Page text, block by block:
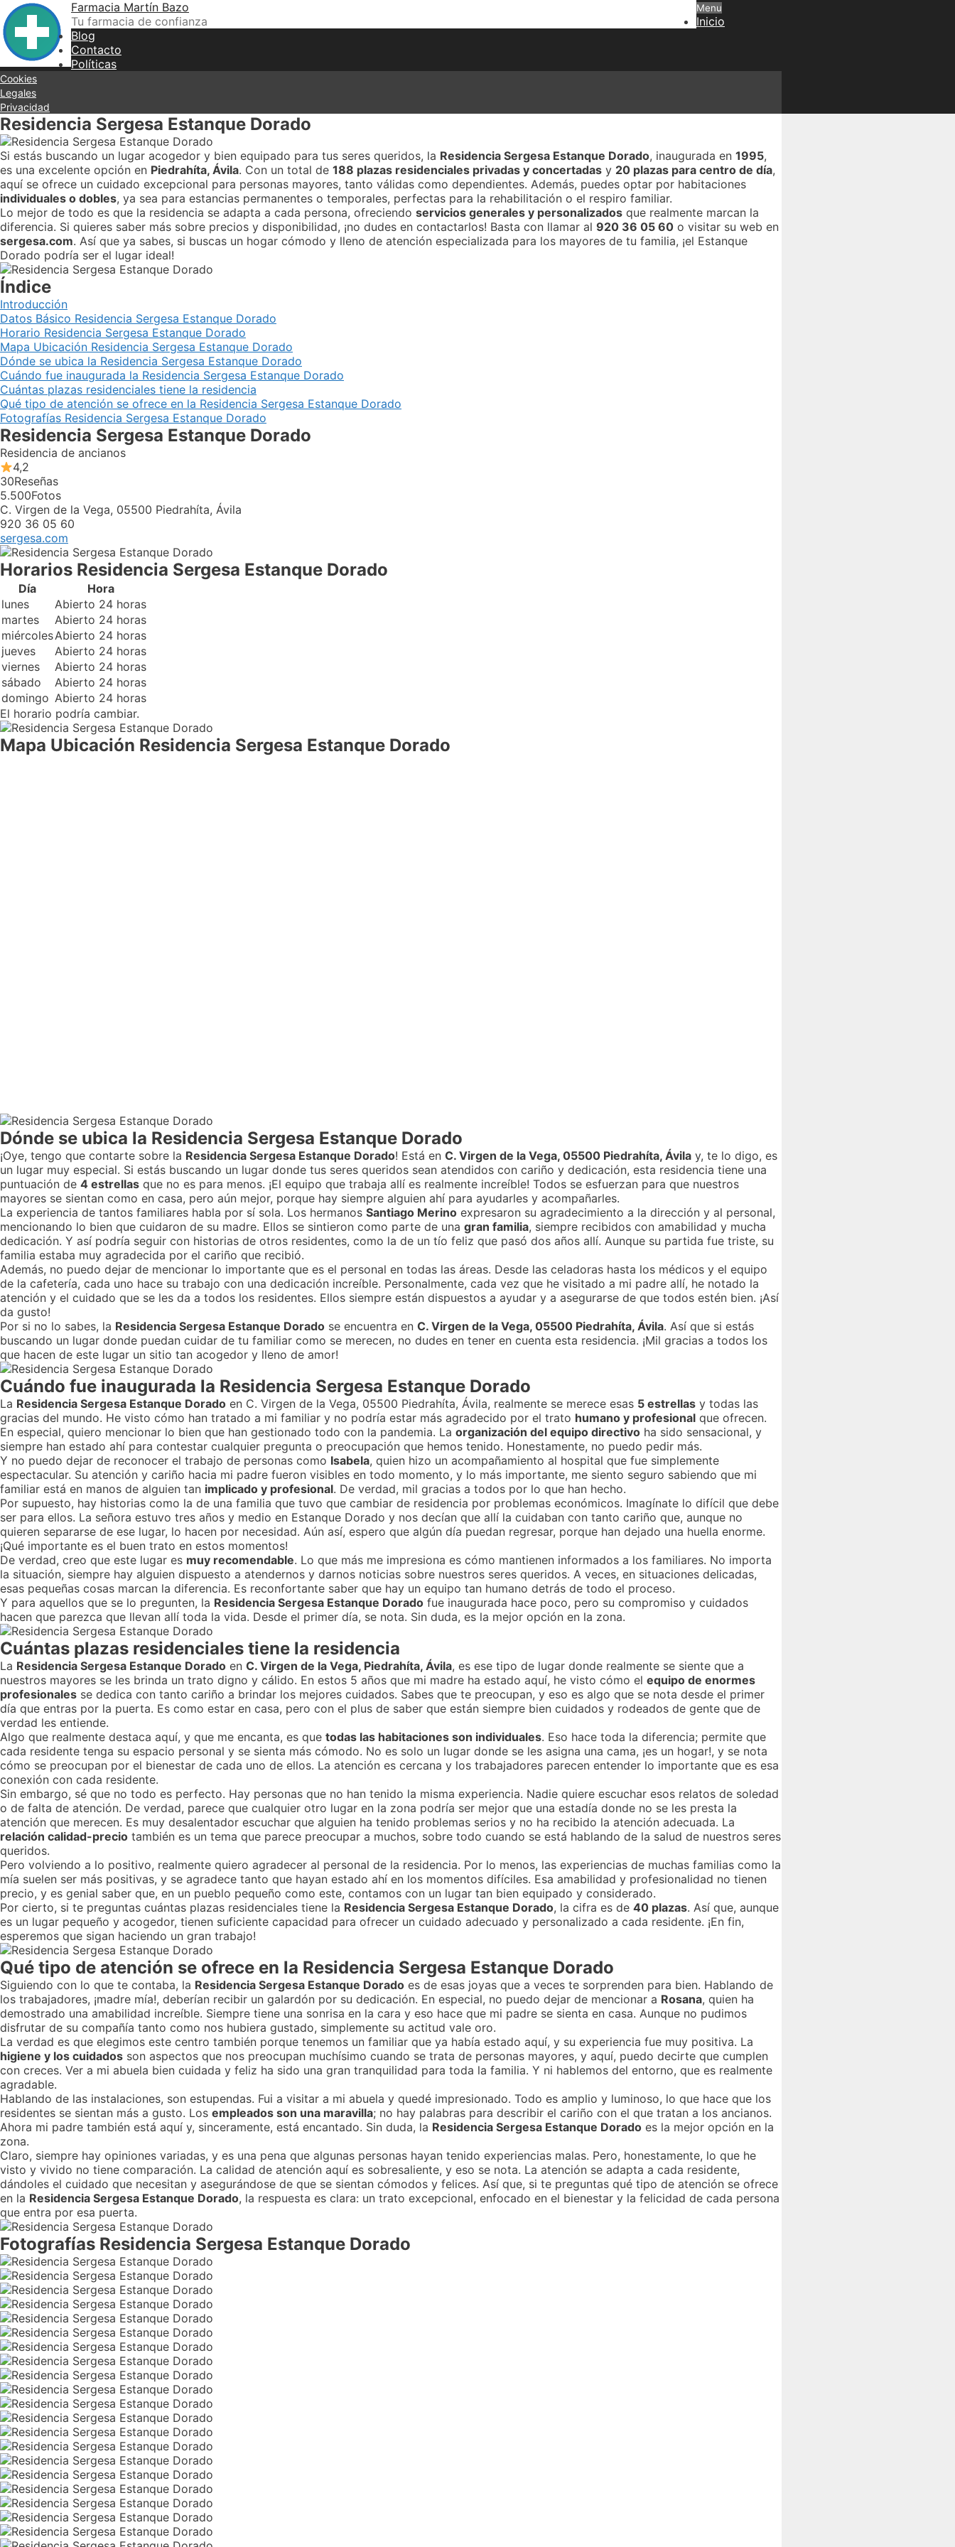
Skip
to
content
Farmacia Martín Bazo
Tu farmacia de confianza
Menu
Inicio
Blog
Contacto
Políticas
Cookies
Legales
Privacidad
Residencia Sergesa Estanque Dorado
Si estás buscando un lugar acogedor y bien equipado para tus seres queridos, la Residencia Sergesa Estanque Dorado, inaugurada en 1995,
es una excelente opción en Piedrahíta, Ávila. Con un total de 188 plazas residenciales privadas y concertadas y 20 plazas para centro de día,
aquí se ofrece un cuidado excepcional para personas mayores, tanto válidas como dependientes. Además, puedes optar por habitaciones
individuales o dobles, ya sea para estancias permanentes o temporales, perfectas para la rehabilitación o el respiro familiar.
Lo mejor de todo es que la residencia se adapta a cada persona, ofreciendo servicios generales y personalizados que realmente marcan la
diferencia. Si quieres saber más sobre precios y disponibilidad, ¡no dudes en contactarlos! Basta con llamar al 920 36 05 60 o visitar su web en
sergesa.com. Así que ya sabes, si buscas un hogar cómodo y lleno de atención especializada para los mayores de tu familia, ¡el Estanque
Dorado podría ser el lugar ideal!
Índice
Introducción
Datos Básico Residencia Sergesa Estanque Dorado
Horario Residencia Sergesa Estanque Dorado
Mapa Ubicación Residencia Sergesa Estanque Dorado
Dónde se ubica la Residencia Sergesa Estanque Dorado
Cuándo fue inaugurada la Residencia Sergesa Estanque Dorado
Cuántas plazas residenciales tiene la residencia
Qué tipo de atención se ofrece en la Residencia Sergesa Estanque Dorado
Fotografías Residencia Sergesa Estanque Dorado
Residencia Sergesa Estanque Dorado
Residencia de ancianos
4,2
30Reseñas
5.500Fotos
C. Virgen de la Vega, 05500 Piedrahíta, Ávila
920 36 05 60
sergesa.com
Horarios Residencia Sergesa Estanque Dorado
Día
Hora
lunes
Abierto 24 horas
martes
Abierto 24 horas
miércolesAbierto 24 horas
jueves
Abierto 24 horas
viernes
Abierto 24 horas
sábado
Abierto 24 horas
domingo Abierto 24 horas
El horario podría cambiar.
Mapa Ubicación Residencia Sergesa Estanque Dorado
Dónde se ubica la Residencia Sergesa Estanque Dorado
¡Oye, tengo que contarte sobre la Residencia Sergesa Estanque Dorado! Está en C. Virgen de la Vega, 05500 Piedrahíta, Ávila y, te lo digo, es
un lugar muy especial. Si estás buscando un lugar donde tus seres queridos sean atendidos con cariño y dedicación, esta residencia tiene una
puntuación de 4 estrellas que no es para menos. ¡El equipo que trabaja allí es realmente increíble! Todos se esfuerzan para que nuestros
mayores se sientan como en casa, pero aún mejor, porque hay siempre alguien ahí para ayudarles y acompañarles.
La experiencia de tantos familiares habla por sí sola. Los hermanos Santiago Merino expresaron su agradecimiento a la dirección y al personal,
mencionando lo bien que cuidaron de su madre. Ellos se sintieron como parte de una gran familia, siempre recibidos con amabilidad y mucha
dedicación. Y así podría seguir con historias de otros residentes, como la de un tío feliz que pasó dos años allí. Aunque su partida fue triste, su
familia estaba muy agradecida por el cariño que recibió.
Además, no puedo dejar de mencionar lo importante que es el personal en todas las áreas. Desde las celadoras hasta los médicos y el equipo
de la cafetería, cada uno hace su trabajo con una dedicación increíble. Personalmente, cada vez que he visitado a mi padre allí, he notado la
atención y el cuidado que se les da a todos los residentes. Ellos siempre están dispuestos a ayudar y a asegurarse de que todos estén bien. ¡Así
da gusto!
Por si no lo sabes, la Residencia Sergesa Estanque Dorado se encuentra en C. Virgen de la Vega, 05500 Piedrahíta, Ávila. Así que si estás
buscando un lugar donde puedan cuidar de tu familiar como se merecen, no dudes en tener en cuenta esta residencia. ¡Mil gracias a todos los
que hacen de este lugar un sitio tan acogedor y lleno de amor!
Cuándo fue inaugurada la Residencia Sergesa Estanque Dorado
La Residencia Sergesa Estanque Dorado en C. Virgen de la Vega, 05500 Piedrahíta, Ávila, realmente se merece esas 5 estrellas y todas las
gracias del mundo. He visto cómo han tratado a mi familiar y no podría estar más agradecido por el trato humano y profesional que ofrecen.
En especial, quiero mencionar lo bien que han gestionado todo con la pandemia. La organización del equipo directivo ha sido sensacional, y
siempre han estado ahí para contestar cualquier pregunta o preocupación que hemos tenido. Honestamente, no puedo pedir más.
Y no puedo dejar de reconocer el trabajo de personas como Isabela, quien hizo un acompañamiento al hospital que fue simplemente
espectacular. Su atención y cariño hacia mi padre fueron visibles en todo momento, y lo más importante, me siento seguro sabiendo que mi
familiar está en manos de alguien tan implicado y profesional. De verdad, mil gracias a todos por lo que han hecho.
Por supuesto, hay historias como la de una familia que tuvo que cambiar de residencia por problemas económicos. Imagínate lo difícil que debe
ser para ellos. La señora estuvo tres años y medio en Estanque Dorado y nos decían que allí la cuidaban con tanto cariño que, aunque no
quieren separarse de ese lugar, lo hacen por necesidad. Aún así, espero que algún día puedan regresar, porque han dejado una huella enorme.
¡Qué importante es el buen trato en estos momentos!
De verdad, creo que este lugar es muy recomendable. Lo que más me impresiona es cómo mantienen informados a los familiares. No importa
la situación, siempre hay alguien dispuesto a atendernos y darnos noticias sobre nuestros seres queridos. A veces, en situaciones delicadas,
esas pequeñas cosas marcan la diferencia. Es reconfortante saber que hay un equipo tan humano detrás de todo el proceso.
Y para aquellos que se lo pregunten, la Residencia Sergesa Estanque Dorado fue inaugurada hace poco, pero su compromiso y cuidados
hacen que parezca que llevan allí toda la vida. Desde el primer día, se nota. Sin duda, es la mejor opción en la zona.
Cuántas plazas residenciales tiene la residencia
La Residencia Sergesa Estanque Dorado en C. Virgen de la Vega, Piedrahíta, Ávila, es ese tipo de lugar donde realmente se siente que a
nuestros mayores se les brinda un trato digno y cálido. En estos 5 años que mi madre ha estado aquí, he visto cómo el equipo de enormes
profesionales se dedica con tanto cariño a brindar los mejores cuidados. Sabes que te preocupan, y eso es algo que se nota desde el primer
día que entras por la puerta. Es como estar en casa, pero con el plus de saber que están siempre bien cuidados y rodeados de gente que de
verdad les entiende.
Algo que realmente destaca aquí, y que me encanta, es que todas las habitaciones son individuales. Eso hace toda la diferencia; permite que
cada residente tenga su espacio personal y se sienta más cómodo. No es solo un lugar donde se les asigna una cama, ¡es un hogar!, y se nota
cómo se preocupan por el bienestar de cada uno de ellos. La atención es cercana y los trabajadores parecen entender lo importante que es esa
conexión con cada residente.
Sin embargo, sé que no todo es perfecto. Hay personas que no han tenido la misma experiencia. Nadie quiere escuchar esos relatos de soledad
o de falta de atención. De verdad, parece que cualquier otro lugar en la zona podría ser mejor que una estadía donde no se les presta la
atención que merecen. Es muy desalentador escuchar que alguien ha tenido problemas serios y no ha recibido la atención adecuada. La
relación calidad-precio también es un tema que parece preocupar a muchos, sobre todo cuando se está hablando de la salud de nuestros seres
queridos.
Pero volviendo a lo positivo, realmente quiero agradecer al personal de la residencia. Por lo menos, las experiencias de muchas familias como la
mía suelen ser más positivas, y se agradece tanto que hayan estado ahí en los momentos difíciles. Esa amabilidad y profesionalidad no tienen
precio, y es genial saber que, en un pueblo pequeño como este, contamos con un lugar tan bien equipado y considerado.
Por cierto, si te preguntas cuántas plazas residenciales tiene la Residencia Sergesa Estanque Dorado, la cifra es de 40 plazas. Así que, aunque
es un lugar pequeño y acogedor, tienen suficiente capacidad para ofrecer un cuidado adecuado y personalizado a cada residente. ¡En fin,
esperemos que sigan haciendo un gran trabajo!
Qué tipo de atención se ofrece en la Residencia Sergesa Estanque Dorado
Siguiendo con lo que te contaba, la Residencia Sergesa Estanque Dorado es de esas joyas que a veces te sorprenden para bien. Hablando de
los trabajadores, ¡madre mía!, deberían recibir un galardón por su dedicación. En especial, no puedo dejar de mencionar a Rosana, quien ha
demostrado una amabilidad increíble. Siempre tiene una sonrisa en la cara y eso hace que mi padre se sienta en casa. Aunque no pudimos
disfrutar de su compañía tanto como nos hubiera gustado, simplemente su actitud vale oro.
La verdad es que elegimos este centro también porque tenemos un familiar que ya había estado aquí, y su experiencia fue muy positiva. La
higiene y los cuidados son aspectos que nos preocupan muchísimo cuando se trata de personas mayores, y aquí, puedo decirte que cumplen
con creces. Ver a mi abuela bien cuidada y feliz ha sido una gran tranquilidad para toda la familia. Y ni hablemos del entorno, que es realmente
agradable.
Hablando de las instalaciones, son estupendas. Fui a visitar a mi abuela y quedé impresionado. Todo es amplio y luminoso, lo que hace que los
residentes se sientan más a gusto. Los empleados son una maravilla; no hay palabras para describir el cariño con el que tratan a los ancianos.
Ahora mi padre también está aquí y, sinceramente, está encantado. Sin duda, la Residencia Sergesa Estanque Dorado es la mejor opción en la
zona.
Claro, siempre hay opiniones variadas, y es una pena que algunas personas hayan tenido experiencias malas. Pero, honestamente, lo que he
visto y vivido no tiene comparación. La calidad de atención aquí es sobresaliente, y eso se nota. La atención se adapta a cada residente,
dándoles el cuidado que necesitan y asegurándose de que se sientan cómodos y felices. Así que, si te preguntas qué tipo de atención se ofrece
en la Residencia Sergesa Estanque Dorado, la respuesta es clara: un trato excepcional, enfocado en el bienestar y la felicidad de cada persona
que entra por esa puerta.
Fotografías Residencia Sergesa Estanque Dorado